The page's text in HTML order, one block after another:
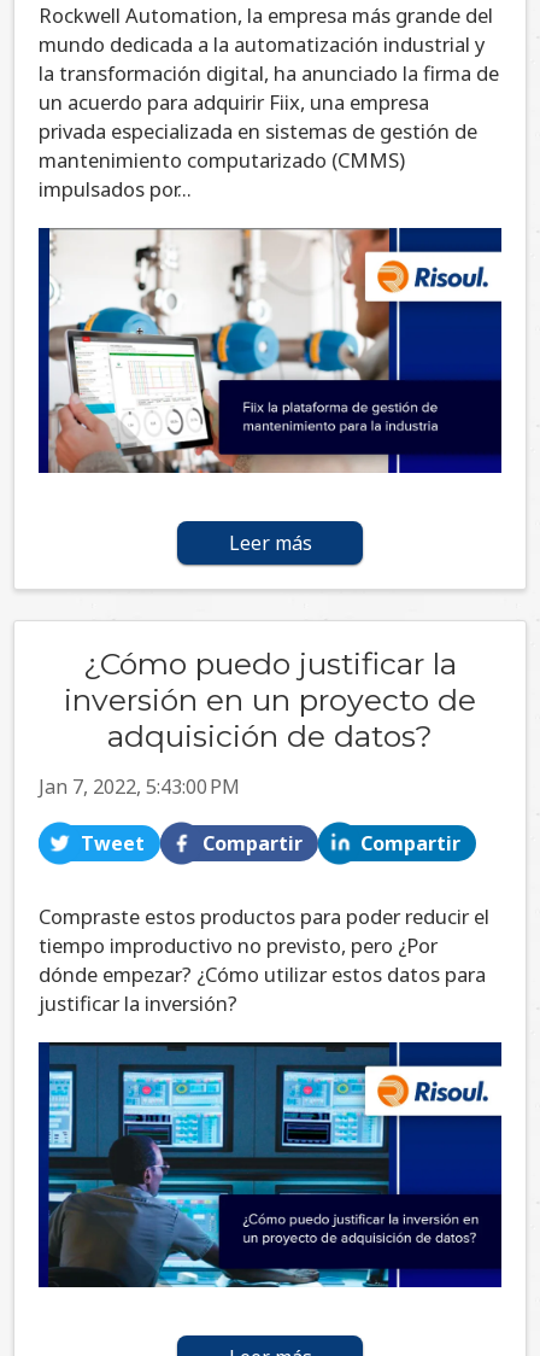
Rockwell Automation, la empresa más grande del
mundo dedicada a la automatización industrial y
la transformación digital, ha anunciado la firma de
un acuerdo para adquirir Fiix, una empresa
privada especializada en sistemas de gestión de
mantenimiento computarizado (CMMS)
impulsados por...
Leer más
¿Cómo puedo justificar la
inversión en un proyecto de
adquisición de datos?
Jan 7, 2022, 5:43:00 PM
Tweet Compartir Compartir
Compraste estos productos para poder reducir el
tiempo improductivo no previsto, pero ¿Por
dónde empezar? ¿Cómo utilizar estos datos para
justificar la inversión?